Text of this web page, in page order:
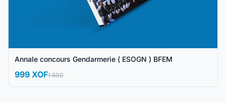
Annale concours Gendarmerie ( ESOGN ) BFEM
999 XOF1 500